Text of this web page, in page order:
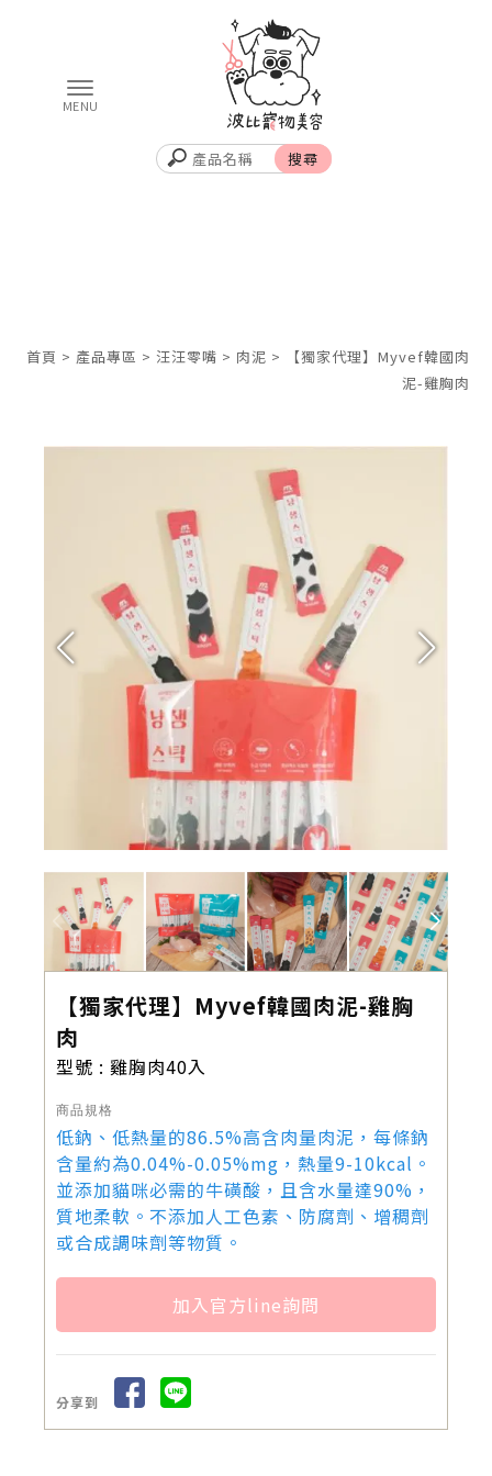
首頁 > 產品專區 > 汪汪零嘴 > 肉泥 > 【獨家代理】Myvef韓國肉
泥-雞胸肉
【獨家代理】Myvef韓國肉泥-雞胸
肉
型號 : 雞胸肉40入
商品規格
低鈉、低熱量的86.5%高含肉量肉泥，每條鈉
含量約為0.04%-0.05%mg，熱量9-10kcal。
並添加貓咪必需的牛磺酸，且含水量達90%，
質地柔軟。不添加人工色素、防腐劑、增稠劑
或合成調味劑等物質。
加入官方line詢問
分享到